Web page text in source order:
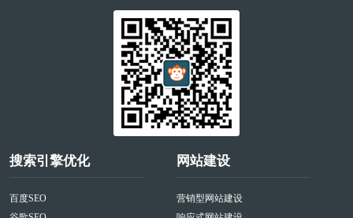
搜索引擎优化
百度SEO
网站建设
营销型网站建设